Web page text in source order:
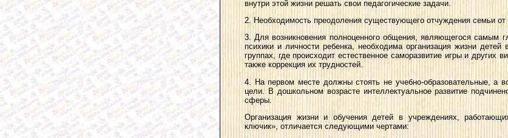
внутри этой жизни решать свои педагогические задачи.
2. Необходимость преодоления существующего отчуждения семьи от
3. Для возникновения полноценного общения, являющегося самым
психики и личности ребенка, необходима организация жизни детей
группах, где происходит естественное саморазвитие игры и других
также коррекция их трудностей.
4. На первом месте должны стоять не учебно-образовательные, а
цели. В дошкольном возрасте интеллектуальное развитие
сферы.
Организация жизни и обучения детей в учреждениях,
ключик», отличается следующими чертами: